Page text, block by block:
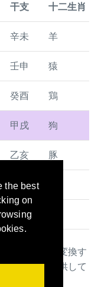
the best
on
干支 十二生肖
辛未 羊
壬申 猿
癸酉 鶏
甲戌 狗
乙亥 豚
丙子
丁丑
本の年号を変換す
二生肖も提供して
ツールです。